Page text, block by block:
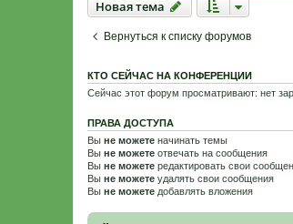
Новая тема
Новаятема
Вернуться к списку форумов
КТО СЕЙЧАС НА КОНФЕРЕНЦИИ
Сейчас этот форум просматривают: нет
ПРАВА ДОСТУПА
Вы не можете начинать темы
Вы не можете отвечать на сообщения
Вы не можете редактировать свои
Вы не можете удалять свои сообщения
Вы не можете добавлять вложения